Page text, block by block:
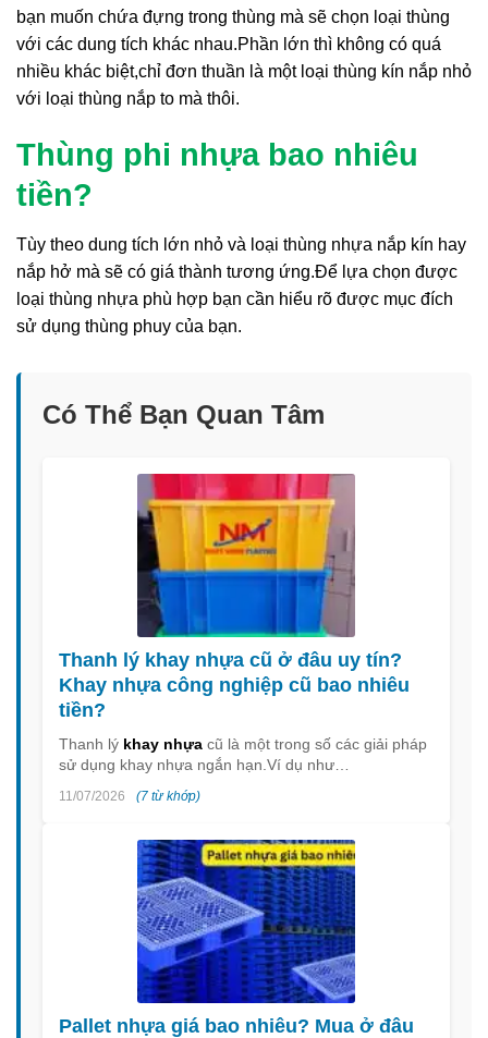
bạn muốn chứa đựng trong thùng mà sẽ chọn loại thùng
với các dung tích khác nhau.Phần lớn thì không có quá
nhiều khác biệt,chỉ đơn thuần là một loại thùng kín nắp nhỏ
với loại thùng nắp to mà thôi.
Thùng phi nhựa bao nhiêu
tiền?
Tùy theo dung tích lớn nhỏ và loại thùng nhựa nắp kín hay
nắp hở mà sẽ có giá thành tương ứng.Để lựa chọn được
loại thùng nhựa phù hợp bạn cần hiểu rõ được mục đích
sử dụng thùng phuy của bạn.
Có Thể Bạn Quan Tâm
Thanh lý khay nhựa cũ ở đâu uy tín?
Khay nhựa công nghiệp cũ bao nhiêu
tiền?
Thanh lý khay nhựa cũ là một trong số các giải pháp
sử dụng khay nhựa ngắn hạn.Ví dụ như…
11/07/2026 (7 từ khớp)
Pallet nhựa giá bao nhiêu? Mua ở đâu